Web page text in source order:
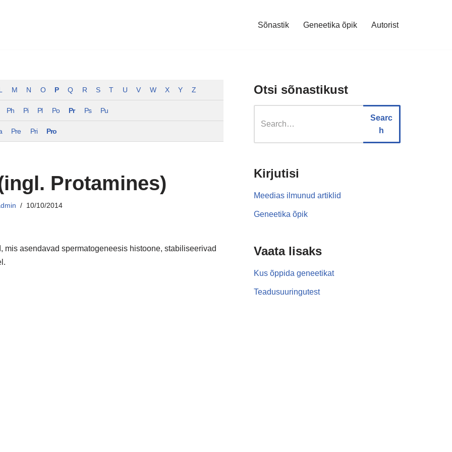
Sõnastik Geneetika õpik Autorist
M N O P Q R S T U V W X Y Z
Ph Pi Pl Po Pr Ps Pu
Pre Pri Pro
Protamines)
10/10/2014
asendavad spermatogeneesis histoone, stabiliseerivad
Otsi sõnastikust
Searc
h
Kirjutisi
Meedias ilmunud artiklid
Geneetika õpik
Vaata lisaks
Kus õppida geneetikat
Teadusuuringutest